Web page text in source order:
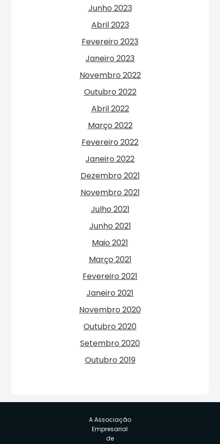
Junho 2023
Abril 2023
Fevereiro 2023
Janeiro 2023
Novembro 2022
Outubro 2022
Abril 2022
Março 2022
Fevereiro 2022
Janeiro 2022
Dezembro 2021
Novembro 2021
Julho 2021
Junho 2021
Maio 2021
Março 2021
Fevereiro 2021
Janeiro 2021
Novembro 2020
Outubro 2020
Setembro 2020
Outubro 2019
A Associação
Empresarial
de